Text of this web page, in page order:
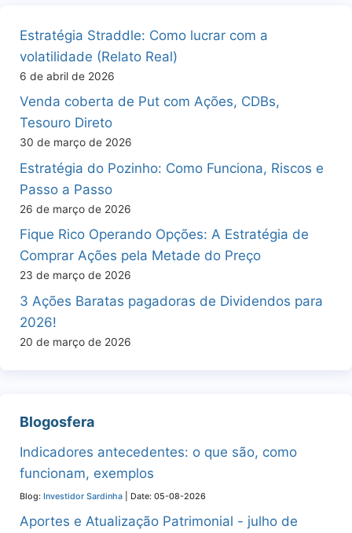
Estratégia Straddle: Como lucrar com a
volatilidade (Relato Real)
6 de abril de 2026
Venda coberta de Put com Ações, CDBs,
Tesouro Direto
30 de março de 2026
Estratégia do Pozinho: Como Funciona, Riscos e
Passo a Passo
26 de março de 2026
Fique Rico Operando Opções: A Estratégia de
Comprar Ações pela Metade do Preço
23 de março de 2026
3 Ações Baratas pagadoras de Dividendos para
2026!
20 de março de 2026
Blogosfera
Indicadores antecedentes: o que são, como
funcionam, exemplos
Blog: Investidor Sardinha Date: 05-08-2026
Aportes e Atualização Patrimonial - julho de